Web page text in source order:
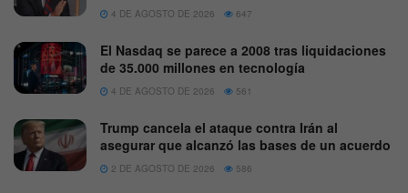
4 DE AGOSTO DE 2026 647
El Nasdaq se parece a 2008 tras liquidaciones
de 35.000 millones en tecnología
4 DE AGOSTO DE 2026 561
Trump cancela el ataque contra Irán al
asegurar que alcanzó las bases de un acuerdo
2 DE AGOSTO DE 2026 586